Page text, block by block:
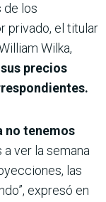
de los
privado, el titular
Wilka,
precios
no tenemos
a ver la semana
las
expresó en